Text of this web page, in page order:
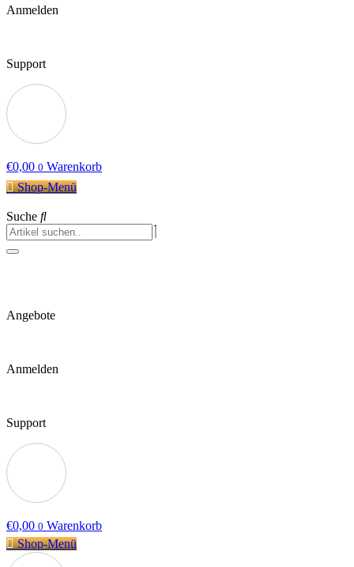
Anmelden
Support
€0,00 0 Warenkorb
Shop-Menü
Suche
Angebote
Anmelden
Support
€0,00 0 Warenkorb
Shop-Menü